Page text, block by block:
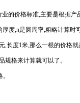
的价格标准,主要是根据产
度,π是圆周率,粗略计算时
,长度1米,那么一根的价格
规格来计算就可以了。